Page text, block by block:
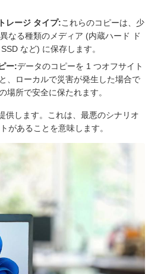
レージ タイプ:これらのコピーは、少
なる種類のメディア (内蔵ハード ド
など) に保存します。
ー:データのコピーを 1 つオフサイト
、ローカルで災害が発生した場合で
場所で安全に保たれます。
供します。これは、最悪のシナリオ
があることを意味します。